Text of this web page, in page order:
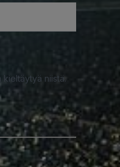
kieltäytyä niistä.